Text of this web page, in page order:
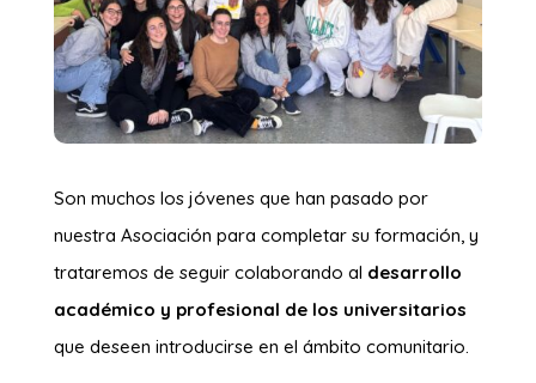
Son muchos los jóvenes que han pasado por
nuestra Asociación para completar su formación, y
trataremos de seguir colaborando al desarrollo
académico y profesional de los universitarios
que deseen introducirse en el ámbito comunitario.